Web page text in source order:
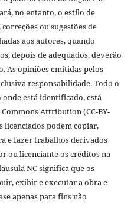
no entanto, o estilo de
ou sugestões de
aos autores, quando
depois de adequados, deverão
As opiniões emitidas pelos
responsabilidade. Todo o
está identificado, está
Attribution (CC-BY-
licenciados podem copiar,
e fazer trabalhos derivados
ou licenciante os créditos na
NC significa que os
exibir e executar a obra e
apenas para fins não